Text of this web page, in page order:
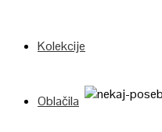
Kolekcije
Oblačila